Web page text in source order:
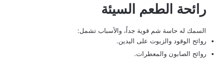
رائحة الطعم السيئة
السمك له حاسة شم قوية جداً، والأسباب تشمل:
روائح الوقود والزيوت على اليدين.
روائح الصابون والمعطرات.